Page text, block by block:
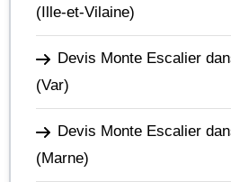
(Ille-et-Vilaine)
Devis Monte Escalier
(Var)
Devis Monte Escalier
(Marne)